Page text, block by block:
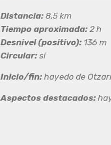
Distancia: 8,5 km
Tiempo aproximada: 2 h
Desnivel (positivo): 136 m
Circular: sí
Inicio/fin: hayedo de
Aspectos destacados: